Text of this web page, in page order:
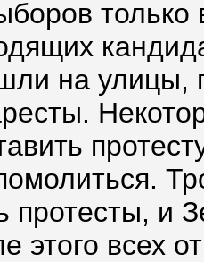
на улицы,
протесты, и
этого всех